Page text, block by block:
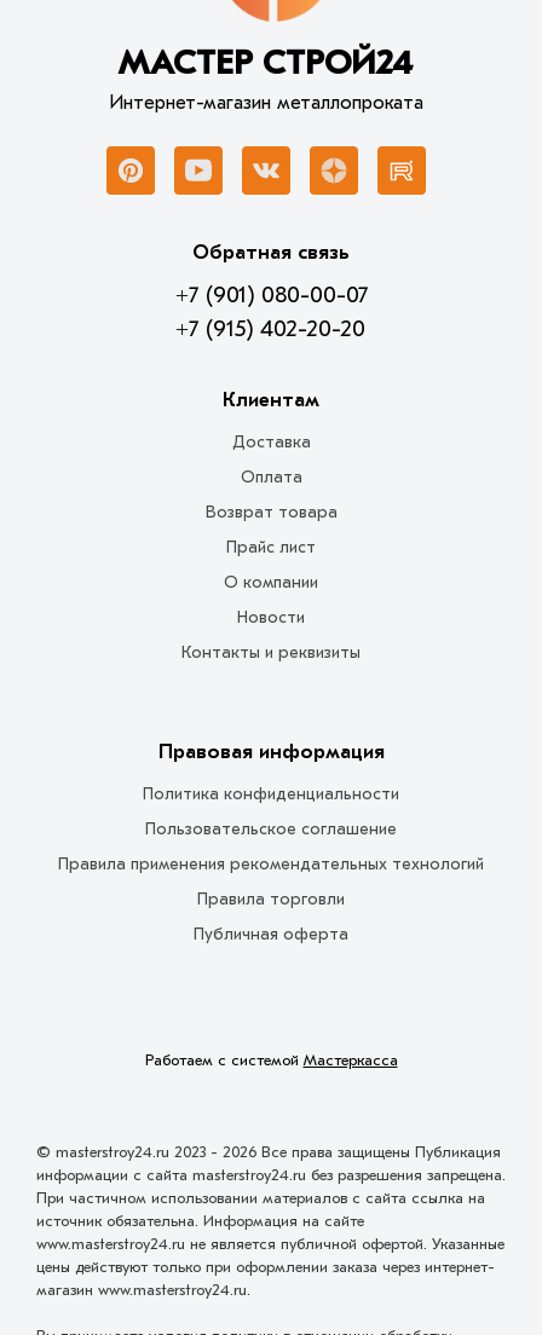
МАСТЕР СТРОЙ24
Интернет-магазин металлопроката
Обратная связь
+7 (901) 080-00-07
+7 (915) 402-20-20
Клиентам
Доставка
Оплата
Возврат товара
Прайс лист
О компании
Новости
Контакты и реквизиты
Правовая информация
Политика конфиденциальности
Пользовательское соглашение
Правила применения рекомендательных технологий
Правила торговли
Публичная оферта
Работаем с системой Мастеркасса
© masterstroy24.ru 2023 - 2026 Все права защищены Публикация
информации с сайта masterstroy24.ru без разрешения запрещена.
При частичном использовании материалов с сайта ссылка на
источник обязательна. Информация на сайте
www.masterstroy24.ru не является публичной офертой. Указанные
цены действуют только при оформлении заказа через интернет-
магазин www.masterstroy24.ru.